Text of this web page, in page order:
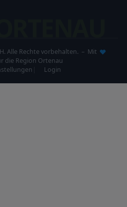
Alle Rechte vorbehalten. – Mit
die Region Ortenau
Login